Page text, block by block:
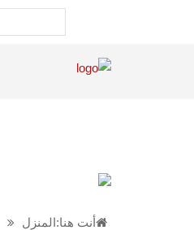
أنت هنا:المنزل